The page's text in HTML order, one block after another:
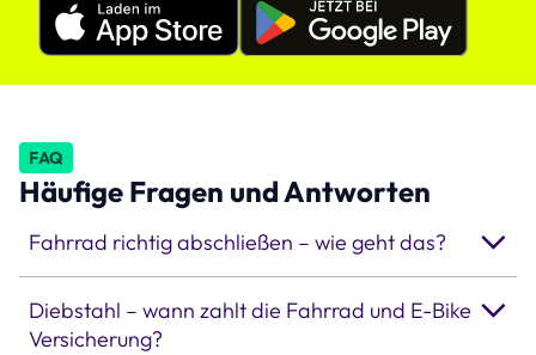
Apple
Google
FAQ
Häufige Fragen und Antworten
Fahrrad richtig abschließen – wie geht das?
Diebstahl – wann zahlt die Fahrrad und E-Bike
Versicherung?